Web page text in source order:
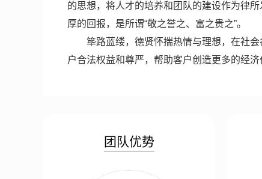
的思想，将人才的培养和团队的建设作为律
厚的回报，是所谓“敬之誉之、富之贵之”。
筚路蓝缕，德贤怀揣热情与理想，在社
户合法权益和尊严，帮助客户创造更多的经
团队优势